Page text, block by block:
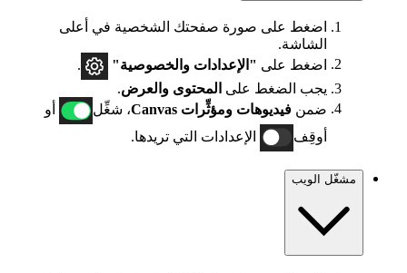
اضغط على صورة صفحتك الشخصية في أعلى
الشاشة.
اضغط على "الإعدادات والخصوصية"
يجب الضغط على المحتوى والعرض.
ضمن فيديوهات ومؤثِّرات Canvas ، شغِّل
أو
أوقِف
الإعدادات التي تريدها.
مشغّل الويب